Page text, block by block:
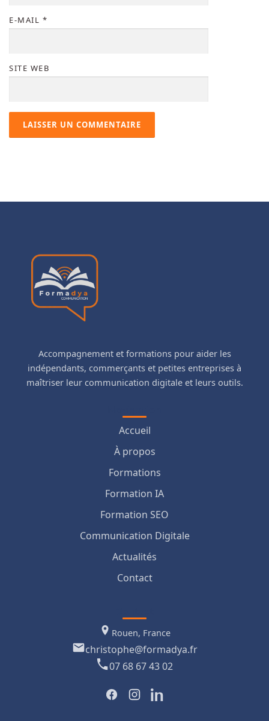
E-MAIL *
SITE WEB
Accompagnement et formations pour aider les
indépendants, commerçants et petites entreprises à
maîtriser leur communication digitale et leurs outils.
Accueil
À propos
Formations
Formation IA
Formation SEO
Communication Digitale
Actualités
Contact
Rouen, France
christophe@formadya.fr
07 68 67 43 02